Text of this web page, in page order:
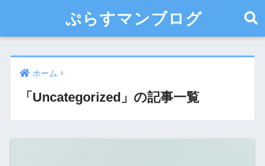
ぷらすマンブログ
ホーム
「Uncategorized」の記事一覧